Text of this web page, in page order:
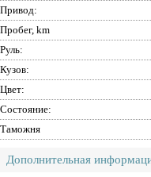
Привод:
Пробег, km
Руль:
Кузов:
Цвет:
Состояние:
Таможня
Дополнительная